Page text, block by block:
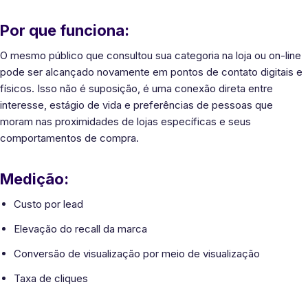
Por que funciona:
O mesmo público que consultou sua categoria na loja ou on-line
pode ser alcançado novamente em pontos de contato digitais e
físicos. Isso não é suposição, é uma conexão direta entre
interesse, estágio de vida e preferências de pessoas que
moram nas proximidades de lojas específicas e seus
comportamentos de compra.
Medição:
Custo por lead
Elevação do recall da marca
Conversão de visualização por meio de visualização
Taxa de cliques